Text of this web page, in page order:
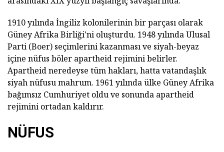
1910 yılında İngiliz kolonilerinin bir parçası olarak
Güney Afrika Birliği'ni oluşturdu. 1948 yılında Ulusal
Parti (Boer) seçimlerini kazanması ve siyah-beyaz
içine nüfus böler apartheid rejimini belirler.
Apartheid neredeyse tüm hakları, hatta vatandaşlık
siyah nüfusu mahrum. 1961 yılında ülke Güney Afrika
bağımsız Cumhuriyet oldu ve sonunda apartheid
rejimini ortadan kaldırır.
NÜFUS